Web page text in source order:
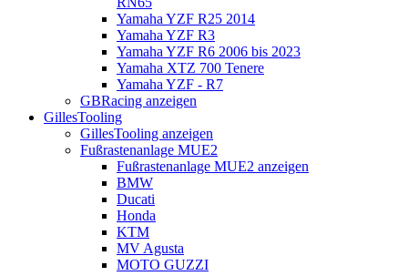
Yamaha YZF R25 2014
Yamaha YZF R3
Yamaha YZF R6 2006 bis 2023
Yamaha XTZ 700 Tenere
Yamaha YZF - R7
GBRacing anzeigen
GillesTooling
GillesTooling anzeigen
Fußrastenanlage MUE2
Fußrastenanlage MUE2 anzeigen
BMW
Ducati
Honda
KTM
MV Agusta
MOTO GUZZI